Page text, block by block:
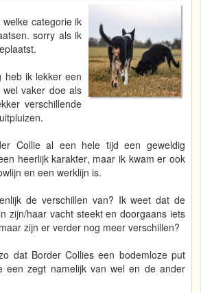
categorie ik
sorry als ik
heb ik lekker een
vaker doe als
verschillende
Collie al een hele tijd een geweldig
heerlijk karakter, maar ik kwam er ook
en een werklijn is.
de verschillen van? Ik weet dat de
zijn/haar vacht steekt en doorgaans iets
zijn er verder nog meer verschillen?
dat Border Collies een bodemloze put
een zegt namelijk van wel en de ander